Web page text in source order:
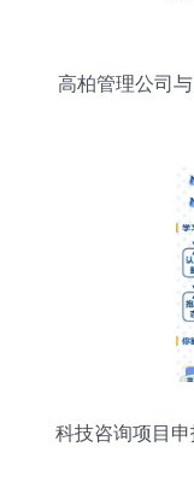
高柏管理公司
科技咨询项目